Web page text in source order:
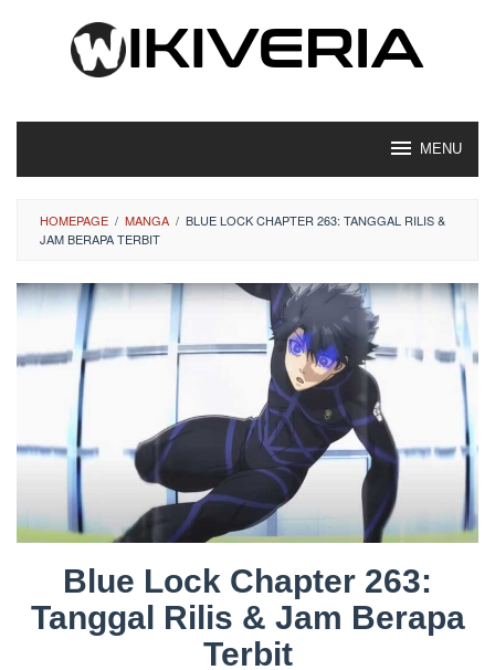
MENU
HOMEPAGE / MANGA / BLUE LOCK CHAPTER 263: TANGGAL RILIS &
JAM BERAPA TERBIT
Blue Lock Chapter 263:
Tanggal Rilis & Jam Berapa
Terbit